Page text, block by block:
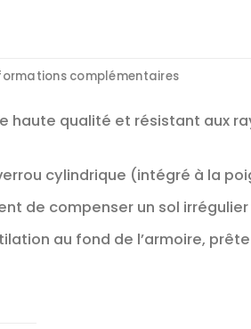
complémentaires
haute qualité et résistant aux
cylindrique (intégré à la
de compenser un sol irrégulier
au fond de l’armoire,